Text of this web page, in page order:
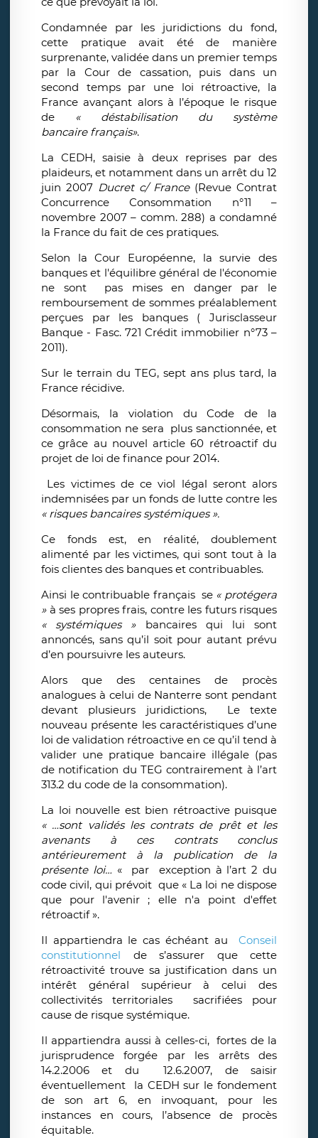
Condamnée par les juridictions du fond,
cette pratique avait été de manière
surprenante, validée dans un premier temps
par la Cour de cassation, puis dans un
second temps par une loi rétroactive, la
France avançant alors à l’époque le risque
de
« déstabilisation du système
bancaire français».
La CEDH, saisie à deux reprises par des
plaideurs, et notamment dans un arrêt du 12
juin 2007 Ducret c/ France(Revue Contrat
Concurrence Consommation n°11 –
novembre 2007 – comm. 288) a condamné
la France du fait de ces pratiques.
Selon la Cour Européenne, la survie des
banques et l'équilibre général de l'économie
ne sont pas mises en danger par le
remboursement de sommes préalablement
perçues par les banques ( Jurisclasseur
Banque - Fasc. 721 Crédit immobilier n°73 –
2011).
Sur le terrain du TEG, sept ans plus tard, la
France récidive.
Désormais, la violation du Code de la
consommation ne sera plus sanctionnée, et
ce grâce au nouvel article 60 rétroactif du
projet de loi de finance pour 2014.
Les victimes de ce viol légal seront alors
indemnisées par un fonds de lutte contre les
« risques bancaires systémiques ».
Ce fonds est, en réalité, doublement
alimenté par les victimes, qui sont tout à la
fois clientes des banques et contribuables.
Ainsi le contribuable français se « protégera
»à ses propres frais, contre les futurs risques
« systémiques »bancaires qui lui sont
annoncés, sans qu’il soit pour autant prévu
d’en poursuivre les auteurs.
Alors que des centaines de procès
analogues à celui de Nanterre sont pendant
devant plusieurs juridictions, Le texte
nouveau présente les caractéristiques d’une
loi de validation rétroactive en ce qu’il tend à
valider une pratique bancaire illégale (pas
de notification du TEG contrairement à l’art
313.2 du code de la consommation).
La loi nouvelle est bien rétroactive puisque
« …sont validés les contrats de prêt et les
avenants à ces contrats conclus
antérieurement à la publication de la
présente loi… « par exception à l’art 2 du
code civil, qui prévoit que « La loi ne dispose
que pour l'avenir ; elle n'a point d'effet
rétroactif ».
Il appartiendra le cas échéant au Conseil
constitutionnel de s’assurer que cette
rétroactivité trouve sa justification dans un
intérêt général supérieur à celui des
collectivités territoriales sacrifiées pour
cause de risque systémique.
Il appartiendra aussi à celles-ci, fortes de la
jurisprudence forgée par les arrêts des
14.2.2006 et du 12.6.2007, de saisir
éventuellement la CEDH sur le fondement
de son art 6, en invoquant, pour les
instances en cours, l’absence de procès
équitable.